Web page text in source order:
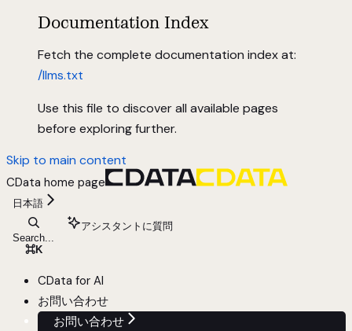
Documentation Index
Fetch the complete documentation index at:
/llms.txt
Use this file to discover all available pages
before exploring further.
Skip to main content
CData home page
日本語
Search...
⌘K
アシスタントに質問
CData for AI
お問い合わせ
お問い合わせ